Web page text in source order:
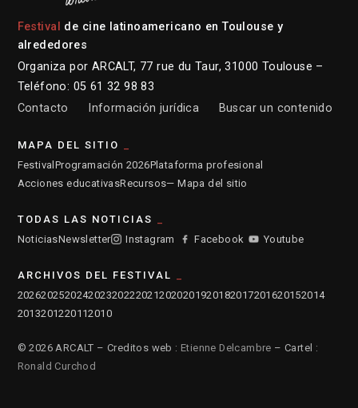
Festival
de cine latinoamericano en Toulouse y
alrededores
Organiza por ARCALT, 77 rue du Taur, 31000 Toulouse –
Teléfono: 05 61 32 98 83
Contacto
Información jurídica Buscar un contenido
MAPA DEL SITIO
FestivalProgramación 2026Plataforma profesional
Acciones educativasRecursos— Mapa del sitio
TODAS LAS NOTICIAS
NoticiasNewsletter Instagram Facebook Youtube
ARCHIVOS DEL FESTIVAL
2026202520242023202220212020201920182017201620152014
2013201220112010
© 2026 ARCALT – Creditos web : Etienne Delcambre – Cartel :
Ronald Curchod